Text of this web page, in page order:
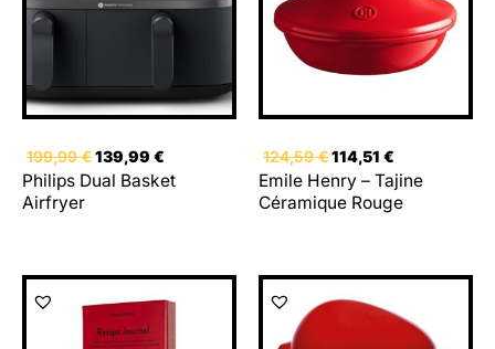
199,99€139,99 €
Philips Dual Basket
Airfryer
124,59€114,51 €
Emile Henry – Tajine
Céramique Rouge
Le
prix
initial
était :
Le
prix
actuel
est :